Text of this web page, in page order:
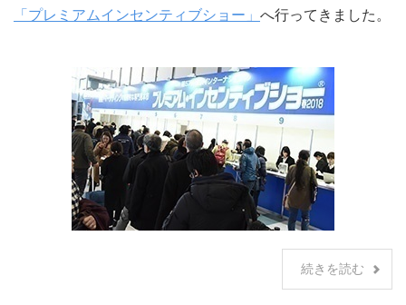
「プレミアムインセンティブショー」 へ行ってきました。
続きを読む